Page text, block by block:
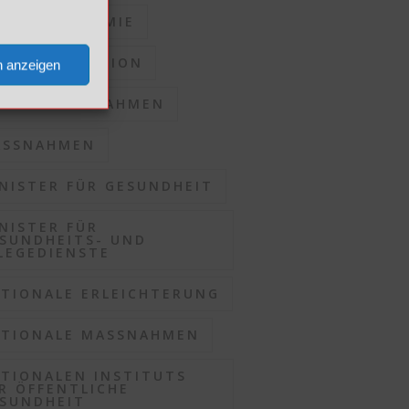
anzeigen
MASSNAHMEN
FÜR GESUNDHEIT
FÜR
UND
ERLEICHTERUNG
MASSNAHMEN
INSTITUTS
ÖFFENTLICHE